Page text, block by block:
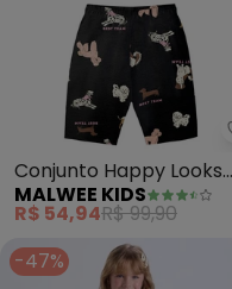
Conjunto Happy Looks
Good On Me (Off White)
MALWEE KIDS
R$ 54,94R$ 99,90
-47%